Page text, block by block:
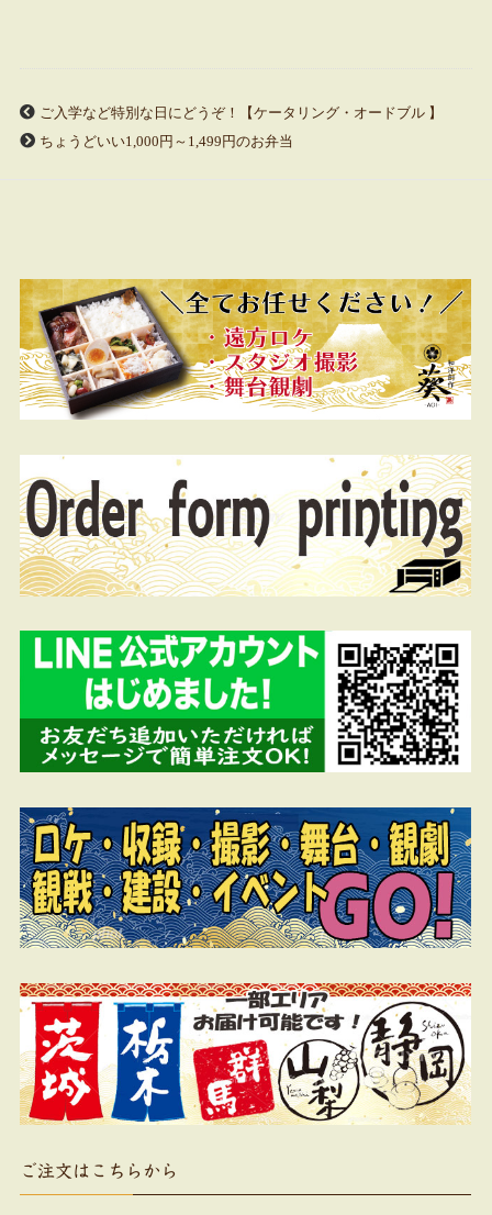
ご入学など特別な日にどうぞ！【ケータリング・オードブル 】
ちょうどいい1,000円～1,499円のお弁当
ご注文はこちらから